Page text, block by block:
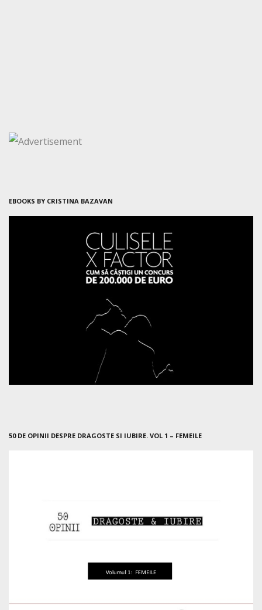
EBOOKS BY CRISTINA BAZAVAN
50 DE OPINII DESPRE DRAGOSTE SI IUBIRE. VOL 1 – FEMEILE